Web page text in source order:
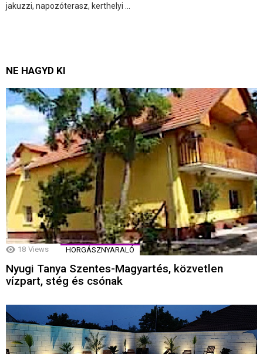
jakuzzi, napozóterasz, kerthelyi ...
NE HAGYD KI
18 Views HORGÁSZNYARALÓ
Nyugi Tanya Szentes-Magyartés, közvetlen
vízpart, stég és csónak